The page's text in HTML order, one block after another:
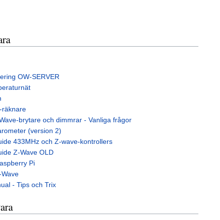
OW-SERVER
räknare
brytare och dimmrar - Vanliga frågor
(version 2)
433MHz och Z-wave-kontrollers
Z-Wave OLD
Pi
- Tips och Trix